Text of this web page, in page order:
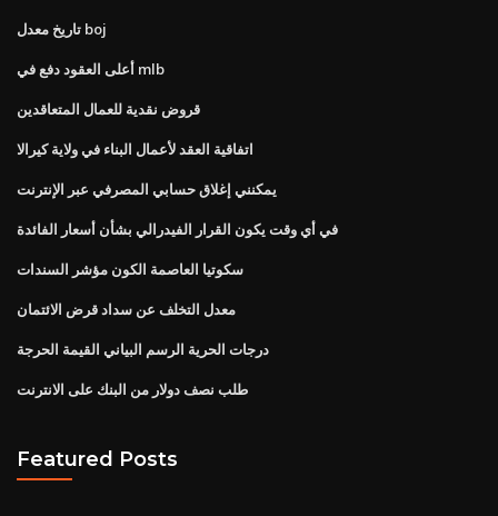
تاريخ معدل boj
أعلى العقود دفع في mlb
قروض نقدية للعمال المتعاقدين
اتفاقية العقد لأعمال البناء في ولاية كيرالا
يمكنني إغلاق حسابي المصرفي عبر الإنترنت
في أي وقت يكون القرار الفيدرالي بشأن أسعار الفائدة
سكوتيا العاصمة الكون مؤشر السندات
معدل التخلف عن سداد قرض الائتمان
درجات الحرية الرسم البياني القيمة الحرجة
طلب نصف دولار من البنك على الانترنت
Featured Posts